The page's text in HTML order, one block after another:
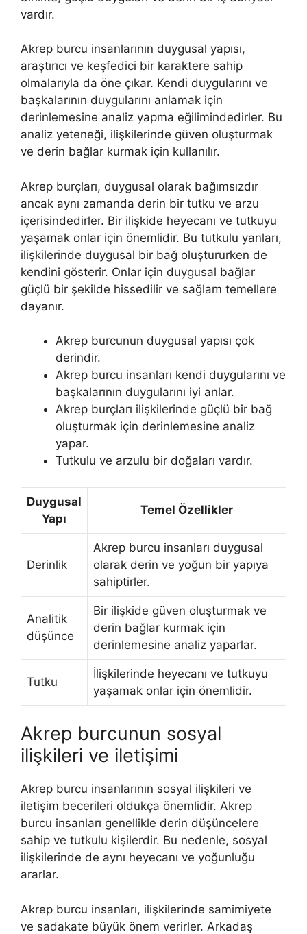
vardır.
Akrep burcu insanlarının duygusal yapısı,
araştırıcı ve keşfedici bir karaktere sahip
olmalarıyla da öne çıkar. Kendi duygularını ve
başkalarının duygularını anlamak için
derinlemesine analiz yapma eğilimindedirler. Bu
analiz yeteneği, ilişkilerinde güven oluşturmak
ve derin bağlar kurmak için kullanılır.
Akrep burçları, duygusal olarak bağımsızdır
ancak aynı zamanda derin bir tutku ve arzu
içerisindedirler. Bir ilişkide heyecanı ve tutkuyu
yaşamak onlar için önemlidir. Bu tutkulu yanları,
ilişkilerinde duygusal bir bağ oluştururken de
kendini gösterir. Onlar için duygusal bağlar
güçlü bir şekilde hissedilir ve sağlam temellere
dayanır.
Akrep burcunun duygusal yapısı çok
derindir.
Akrep burcu insanları kendi duygularını ve
başkalarının duygularını iyi anlar.
Akrep burçları ilişkilerinde güçlü bir bağ
oluşturmak için derinlemesine analiz
yapar.
Tutkulu ve arzulu bir doğaları vardır.
Duygusal
Yapı
Temel Özellikler
Derinlik
Akrep burcu insanları duygusal
olarak derin ve yoğun bir yapıya
sahiptirler.
Analitik
düşünce
Bir ilişkide güven oluşturmak ve
derin bağlar kurmak için
derinlemesine analiz yaparlar.
Tutku
İlişkilerinde heyecanı ve tutkuyu
yaşamak onlar için önemlidir.
Akrep burcunun sosyal
ilişkileri ve iletişimi
Akrep burcu insanlarının sosyal ilişkileri ve
iletişim becerileri oldukça önemlidir. Akrep
burcu insanları genellikle derin düşüncelere
sahip ve tutkulu kişilerdir. Bu nedenle, sosyal
ilişkilerinde de aynı heyecanı ve yoğunluğu
ararlar.
Akrep burcu insanları, ilişkilerinde samimiyete
ve sadakate büyük önem verirler. Arkadaş